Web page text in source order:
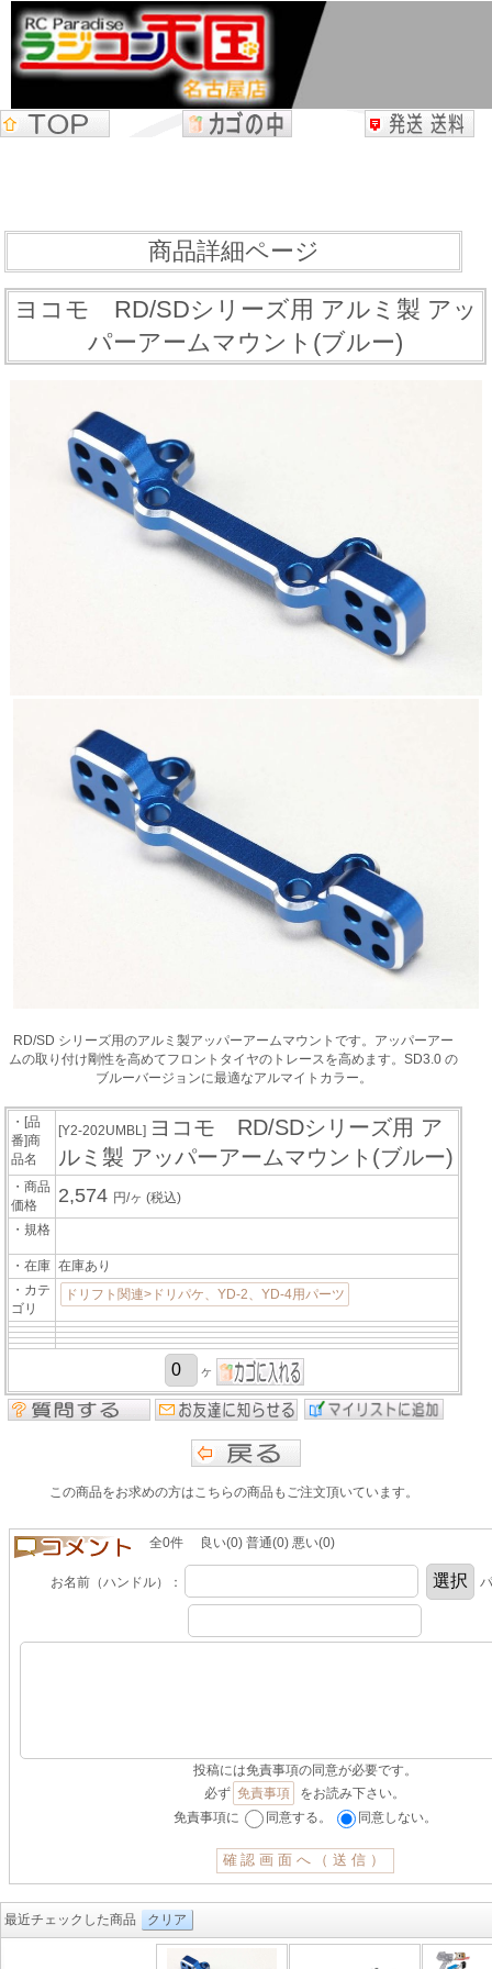
商品詳細ページ
ヨコモ RD/SDシリーズ用 アルミ製 アッ
パーアームマウント(ブルー)
RD/SD シリーズ用のアルミ製アッパーアームマウントです。アッパーアー
ムの取り付け剛性を高めてフロントタイヤのトレースを高めます。SD3.0 の
ブルーバージョンに最適なアルマイトカラー。
・[品
番]商
品名
[Y2-202UMBL] ヨコモ RD/SDシリーズ用 ア
ルミ製 アッパーアームマウント(ブルー)
・商品
価格
2,574 円/ヶ(税込)
・規格
・在庫 在庫あり
・カテ
ゴリ
ドリフト関連>ドリパケ、YD-2、YD-4用パーツ
ヶ
この商品をお求めの方はこちらの商品もご注文頂いています。
全0件 良い(0) 普通(0) 悪い(0)
お名前（ハンドル）：
投稿には免責事項の同意が必要です。
必ず 免責事項
をお読み下さい。
免責事項に
同意する。 同意しない。
最近チェックした商品 クリア